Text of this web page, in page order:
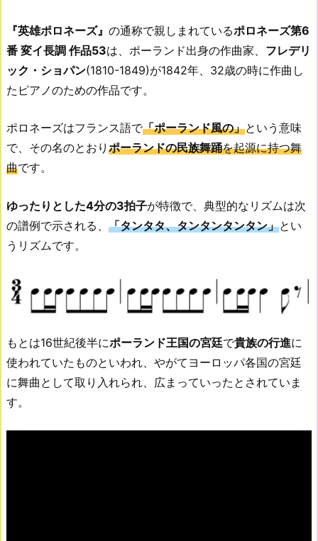
『英雄ポロネーズ』 の通称で親しまれているポロネーズ第6
番 変イ長調 作品53は、ポーランド出身の作曲家、 フレデリ
ック・ショパン(1810-1849)が1842年、32歳の時に作曲し
たピアノのための作品です。
ポロネーズはフランス語で「ポーランド風の」という意味
で、その名のとおり ポーランドの民族舞踊を起源に持つ舞
曲です。
ゆったりとした4分の3拍子が特徴で、典型的なリズムは次
の譜例で示される、 「タンタタ、タンタンタンタン」とい
うリズムです。
もとは16世紀後半にポーランド王国の宮廷で貴族の行進に
使われていたものといわれ、やがてヨーロッパ各国の宮廷
に舞曲として取り入れられ、広まっていったとされていま
す。